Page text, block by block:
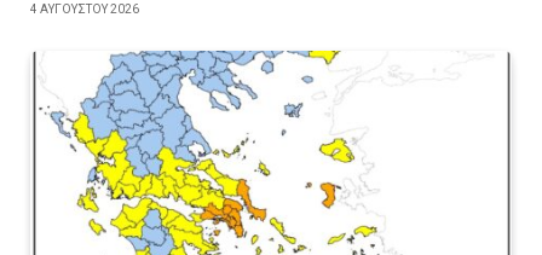
4 ΑΥΓΟΎΣΤΟΥ 2026